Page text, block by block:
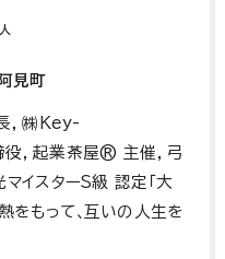
見町
, ㈱Key-
, 起業茶屋® 主催, 弓
イスターS級 認定「大
をもって､互いの人生を